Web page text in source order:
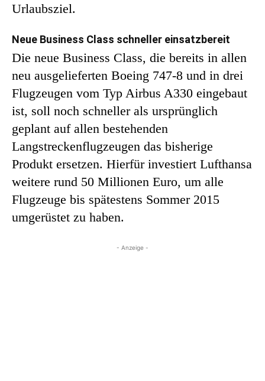
Urlaubsziel.
Neue Business Class schneller einsatzbereit
Die neue Business Class, die bereits in allen
neu ausgelieferten Boeing 747-8 und in drei
Flugzeugen vom Typ Airbus A330 eingebaut
ist, soll noch schneller als ursprünglich
geplant auf allen bestehenden
Langstreckenflugzeugen das bisherige
Produkt ersetzen. Hierfür investiert Lufthansa
weitere rund 50 Millionen Euro, um alle
Flugzeuge bis spätestens Sommer 2015
umgerüstet zu haben.
- Anzeige -